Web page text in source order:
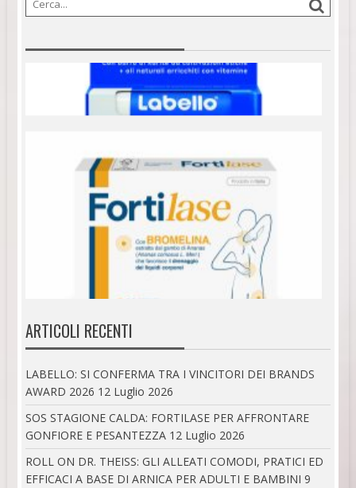
ARTICOLI RECENTI
LABELLO: SI CONFERMA TRA I VINCITORI DEI BRANDS
AWARD 2026 12 Luglio 2026
SOS STAGIONE CALDA: FORTILASE PER AFFRONTARE
GONFIORE E PESANTEZZA 12 Luglio 2026
ROLL ON DR. THEISS: GLI ALLEATI COMODI, PRATICI ED
EFFICACI A BASE DI ARNICA PER ADULTI E BAMBINI 9